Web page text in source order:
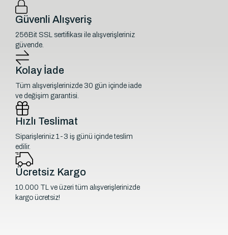
Güvenli Alışveriş
256Bit SSL sertifikası ile alışverişleriniz
güvende.
Kolay İade
Tüm alışverişlerinizde 30 gün içinde iade
ve değişim garantisi.
Hızlı Teslimat
Siparişleriniz 1-3 iş günü içinde teslim
edilir.
Ücretsiz Kargo
10.000 TL ve üzeri tüm alışverişlerinizde
kargo ücretsiz!